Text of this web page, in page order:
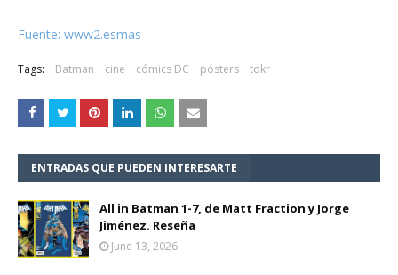
Fuente: www2.esmas
Tags: Batman cine cómics DC pósters tdkr
ENTRADAS QUE PUEDEN INTERESARTE
All in Batman 1-7, de Matt Fraction y Jorge
Jiménez. Reseña
June 13, 2026